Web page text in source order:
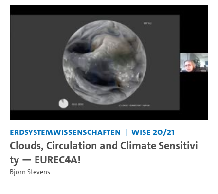
Erdsystemwissenschaften WiSe 20/21
Clouds, Circulation and Climate Sensitivi
ty — EUREC4A!
Bjorn Stevens